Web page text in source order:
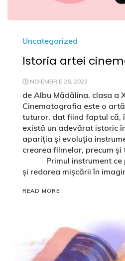
Uncategorized
Istoria artei
NOIEMBRIE 26, 2023
de Albu Mădălina,
Cinematografia este o
tuturor, dat fiind faptul că,
există un adevărat istoric
apariția și evoluția
crearea filmelor, precum și
Primul instrument ce
și redarea mișcării în
READ MORE